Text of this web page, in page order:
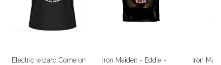
Electric wizard Come on
Iron Maiden - Eddie -
Iron